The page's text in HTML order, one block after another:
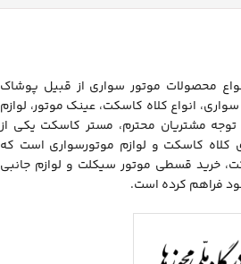
محصولات موتور سواری از قبیل پوشاک
انواع کلاه کاسکت، عینک موتور، لوازم
مشتریان محترم، مستر کاسکت یکی از
کلاه کاسکت و لوازم موتورسواری است که
خرید قسطی موتور سیکلت و لوازم جانبی
فراهم کرده است.